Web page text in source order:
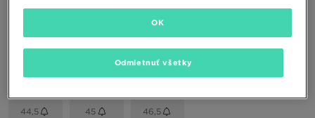
EU US
41,5 42 42,5 43 44
44,5 45 46,5
Odmietnuť všetky
OK